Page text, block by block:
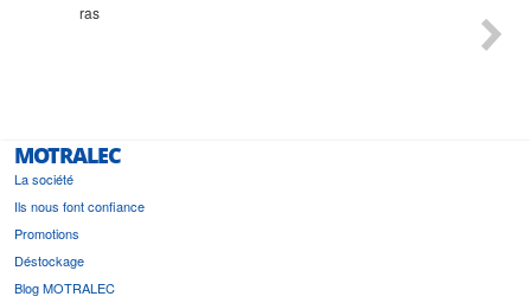
ras
MOTRALEC
La société
Ils nous font confiance
Promotions
Déstockage
Blog MOTRALEC